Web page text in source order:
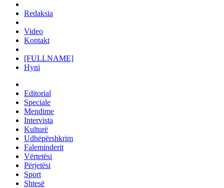
Redaksia
Video
Kontakt
[FULLNAME]
Hyni
Editorial
Speciale
Mendime
Intervista
Kulturë
Udhëpërshkrim
Faleminderit
Vërtetësi
Përjetësi
Sport
Shtesë